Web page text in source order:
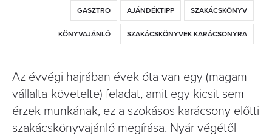
GASZTRO AJÁNDÉKTIPP SZAKÁCSKÖNYV
KÖNYVAJÁNLÓ SZAKÁCSKÖNYVEK KARÁCSONYRA
Az évvégi hajrában évek óta van egy (magam
vállalta-követelte) feladat, amit egy kicsit sem
érzek munkának, ez a szokásos karácsony előtti
szakácskönyvajánló megírása. Nyár végétől